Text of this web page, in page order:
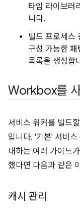
타임 라이브러
니다.
빌드 프로세스
구성 가능한
목록을 생성합
Workbox를
서비스 워커를 빌드
입니다. '기본' 서비스
내하는 여러 가이드
했다면 다음과 같은
캐시 관리